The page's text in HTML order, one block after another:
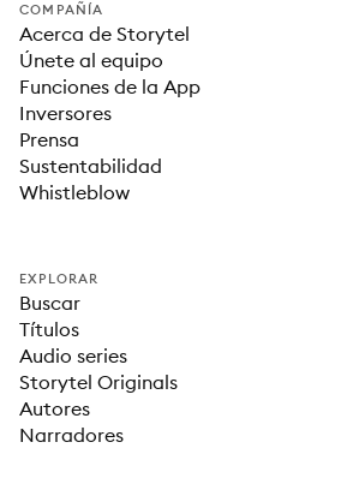
COMPAÑÍA
Acerca de Storytel
Únete al equipo
Funciones de la App
Inversores
Prensa
Sustentabilidad
Whistleblow
EXPLORAR
Buscar
Títulos
Audio series
Storytel Originals
Autores
Narradores